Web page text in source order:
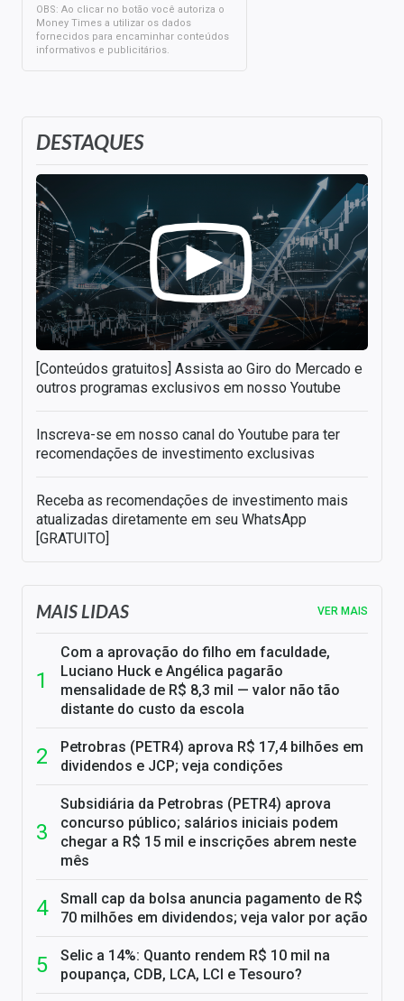
DESTAQUES
[Conteúdos gratuitos] Assista ao Giro do Mercado e
outros programas exclusivos em nosso Youtube
Inscreva-se em nosso canal do Youtube para ter
recomendações de investimento exclusivas
Receba as recomendações de investimento mais
atualizadas diretamente em seu WhatsApp
[GRATUITO]
OBS: Ao clicar no botão você autoriza o
Money Times a utilizar os dados
fornecidos para encaminhar conteúdos
informativos e publicitários.
MAIS LIDAS VER MAIS
Com a aprovação do filho em faculdade,
Luciano Huck e Angélica pagarão
mensalidade de R$ 8,3 mil — valor não tão
distante do custo da escola
Petrobras (PETR4) aprova R$ 17,4 bilhões em
dividendos e JCP; veja condições
Subsidiária da Petrobras (PETR4) aprova
concurso público; salários iniciais podem
chegar a R$ 15 mil e inscrições abrem neste
mês
Small cap da bolsa anuncia pagamento de R$
70 milhões em dividendos; veja valor por ação
Selic a 14%: Quanto rendem R$ 10 mil na
poupança, CDB, LCA, LCI e Tesouro?